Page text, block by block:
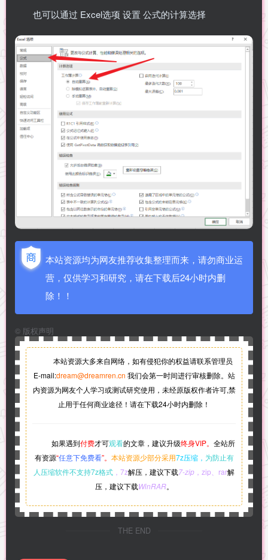
也可以通过 Excel选项 设置 公式的计算选择
本站资源均为网友推荐收集整理而来，请勿商业运
营，仅供学习和研究，请在下载后24小时内删
除！！
© 版权声明
本站资源大多来自网络，如有侵犯你的权益请联系管理员
E-mail:dream@dreamren.cn 我们会第一时间进行审核删除。站
内资源为网友个人学习或测试研究使用，未经原版权作者许可,禁
止用于任何商业途径！请在下载24小时内删除！
如果遇到付费才可观看的文章，建议升级终身VIP。 全站所
有资源“任意下免费看”。 本站资源少部分采用7z压缩， 为防止有
人压缩软件不支持7z格式 ，7z解压，建议下载7-zip ，zip、rar解
压，建议下载WinRAR。
THE END